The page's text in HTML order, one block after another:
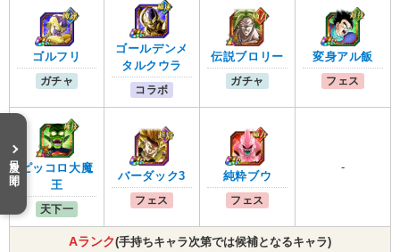
ゴルフリ
ガチャ
ゴールデンメ
タルクウラ
コラボ
伝説ブロリー
ガチャ
変身アル飯
フェス
ピッコロ大魔
王
天下一
バーダック3
フェス
純粋ブウ
フェス
-
Aランク(手持ちキャラ次第では候補となるキャラ)
目次を開く